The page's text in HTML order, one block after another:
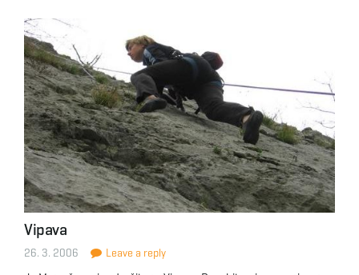
Vipava
26. 3. 2006 Leave a reply